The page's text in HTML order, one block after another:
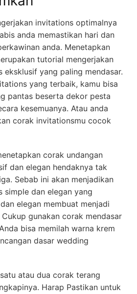
invitations optimalnya
anda memastikan hari dan
anda. Menetapkan
tutorial mengerjakan
yang paling mendasar.
yang terbaik, kamu bisa
pantas beserta dekor pesta
kesemuanya. Atau anda
corak invitationsmu cocok
corak undangan
dan elegan hendaknya tak
Sebab ini akan menjadikan
simple dan elegan yang
elegan membuat menjadi
gunakan corak mendasar
bisa memilah warna krem
dasar wedding
atau dua corak terang
Harap Pastikan untuk